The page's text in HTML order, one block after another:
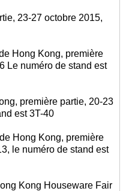
23-27 octobre 2015,
Hong Kong, première
Le numéro de stand est
première partie, 20-23
est 3T-40
Hong Kong, première
le numéro de stand est
Kong Houseware Fair